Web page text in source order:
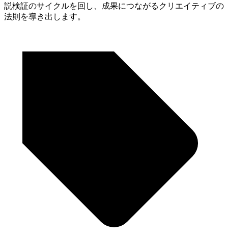
説検証のサイクルを回し、成果につながるクリエイティブの
法則を導き出します。